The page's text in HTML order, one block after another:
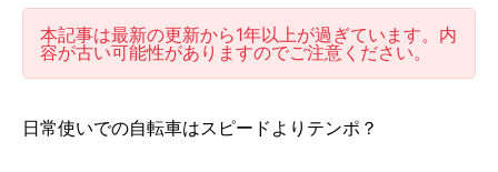
本記事は最新の更新から1年以上が過ぎています。内
容が古い可能性がありますのでご注意ください。
日常使いでの自転車はスピードよりテンポ？